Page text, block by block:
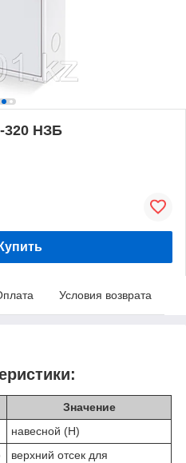
НЗБ
Купить
Условия возврата
Значение
навесной (Н)
верхний отсек для